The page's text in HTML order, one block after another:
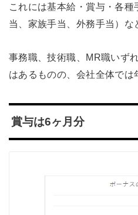
これには基本給・賞与・各
当、家族手当、外務手当）な
事務職、技術職、MR職いず
はあるものの、会社全体では
賞与は6ヶ月分